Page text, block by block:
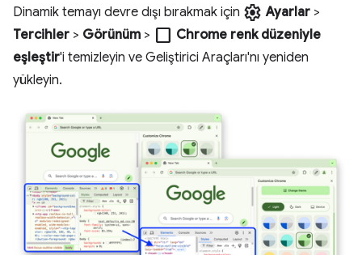
Dinamik temayı devre dışı bırakmak için settings Ayarlar >
Tercihler > Görünüm > check_box_outline_blank Chrome renk düzeniyle
eşleştir'i temizleyin ve Geliştirici Araçları'nı yeniden
yükleyin.